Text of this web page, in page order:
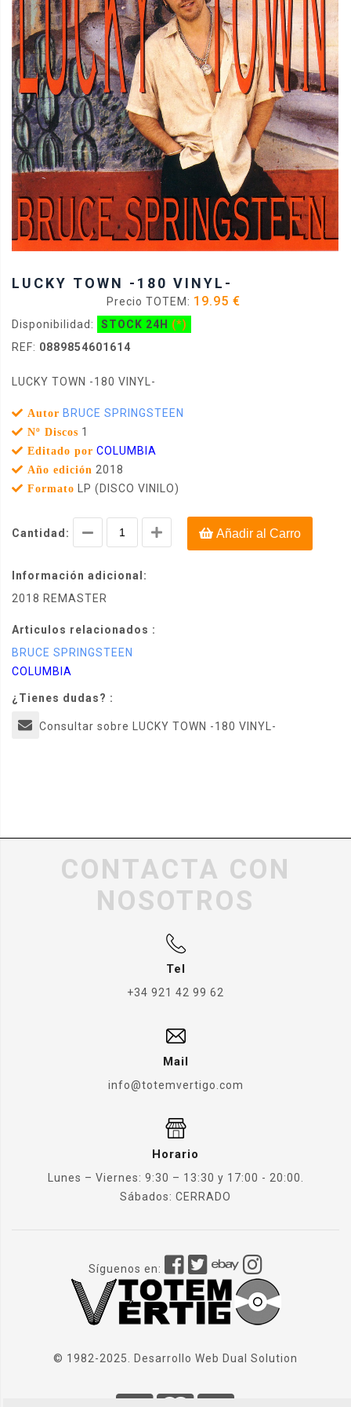
LUCKY TOWN -180 VINYL-
Precio TOTEM: 19.95 €
Disponibilidad: STOCK 24H (*)
REF: 0889854601614
LUCKY TOWN -180 VINYL-
Autor BRUCE SPRINGSTEEN
Nº Discos 1
Editado por COLUMBIA
Año edición 2018
Formato LP (DISCO VINILO)
Cantidad: Añadir al Carro
Información adicional:
2018 REMASTER
Articulos relacionados :
BRUCE SPRINGSTEEN
COLUMBIA
¿Tienes dudas? :
Consultar sobre LUCKY TOWN -180 VINYL-
CONTACTA CON
NOSOTROS
Tel
+34 921 42 99 62
Mail
info@totemvertigo.com
Horario
Lunes – Viernes: 9:30 – 13:30 y 17:00 - 20:00.
Sábados: CERRADO
Síguenos en:
© 1982-2025. Desarrollo Web Dual Solution